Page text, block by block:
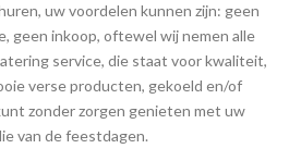
uw voordelen kunnen zijn: geen
geen inkoop, oftewel wij nemen alle
service, die staat voor kwaliteit,
verse producten, gekoeld en/of
zonder zorgen genieten met uw
van de feestdagen.